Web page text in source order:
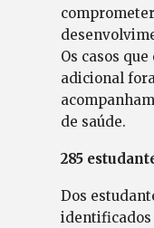
Os casos
adicional
de saúde.
285
Dos
identificados